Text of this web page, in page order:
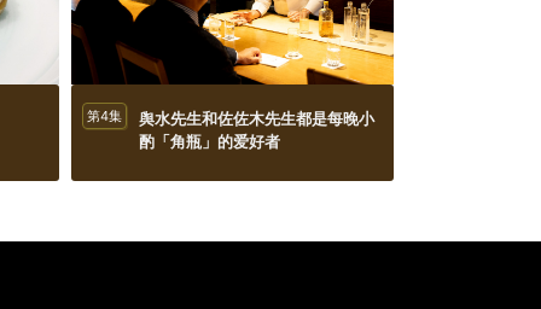
第4集
舆水先生和佐佐木先生都是每晚小
酌「角瓶」的爱好者